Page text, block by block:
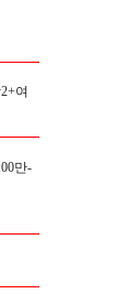
여
만-